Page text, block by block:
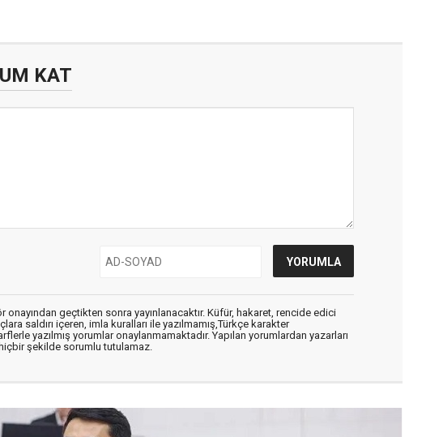
KAT
onayından geçtikten sonra yayınlanacaktır. Küfür, hakaret, rencide edici
saldırı içeren, imla kuralları ile yazılmamış,Türkçe karakter
yazılmış yorumlar onaylanmamaktadır. Yapılan yorumlardan yazarları
şekilde sorumlu tutulamaz.